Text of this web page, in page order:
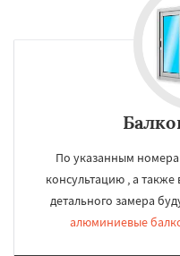
По указанным
консультацию , а также
детального замера
алюминиевые